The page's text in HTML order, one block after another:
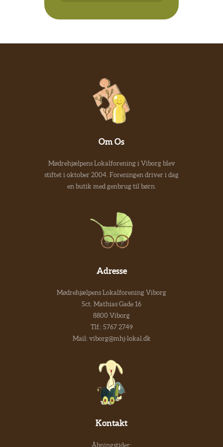
Om Os
Mødrehjælpens Lokalforening i Viborg blev
stiftet i oktober 2004. Foreningen driver i dag
en butik med genbrug til børn.
Adresse
Mødrehjælpens Lokalforening Viborg
Sct. Mathias Gade 16
8800 Viborg
Tlf.: 5767 2749
Mail: viborg@mhj-lokal.dk
Kontakt
Åbningstider: